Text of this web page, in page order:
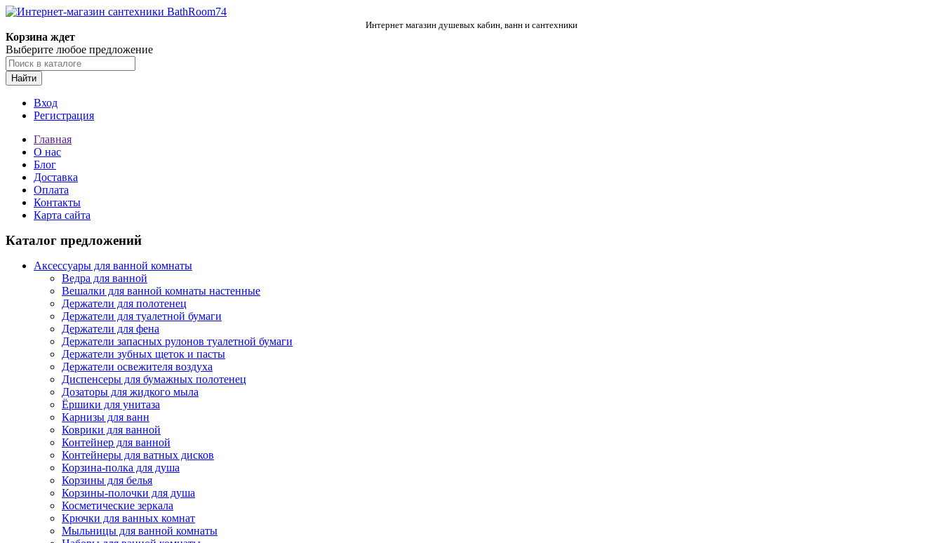
Интернет магазин душевых кабин, ванн и сантехники
Корзина ждет
Выберите любое предложение
Найти
Вход
Регистрация
Главная
О нас
Блог
Доставка
Оплата
Контакты
Карта сайта
Каталог предложений
Аксессуары для ванной комнаты
Ведра для ванной
Вешалки для ванной комнаты настенные
Держатели для полотенец
Держатели для туалетной бумаги
Держатели для фена
Держатели запасных рулонов туалетной бумаги
Держатели зубных щеток и пасты
Держатели освежителя воздуха
Диспенсеры для бумажных полотенец
Дозаторы для жидкого мыла
Ёршики для унитаза
Карнизы для ванн
Коврики для ванной
Контейнер для ванной
Контейнеры для ватных дисков
Корзина-полка для душа
Корзины для белья
Корзины-полочки для душа
Косметические зеркала
Крючки для ванных комнат
Мыльницы для ванной комнаты